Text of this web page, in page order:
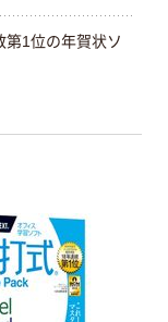
第1位の年賀状ソ